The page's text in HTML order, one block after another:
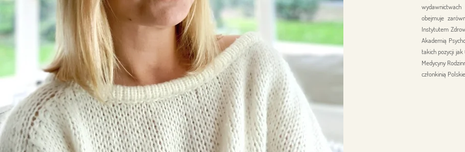
obejmuje
Instytutem
Akademią
takich pozycji
Medycyny
członkinią